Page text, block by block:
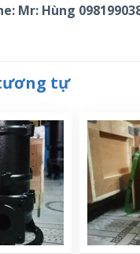
Mr: Hùng
tự